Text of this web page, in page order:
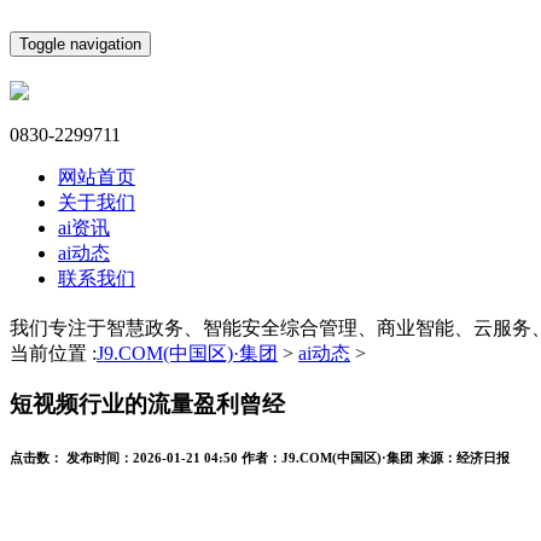
Toggle navigation
0830-2299711
网站首页
关于我们
ai资讯
ai动态
联系我们
我们专注于智慧政务、智能安全综合管理、商业智能、云服务
当前位置 :J9.COM(中国区)·集团 > ai动态 >
短视频行业的流量盈利曾经
点击数： 发布时间： 2026-01-21 04:50 作者： J9.COM(中国区)·集团 来源： 经济日报